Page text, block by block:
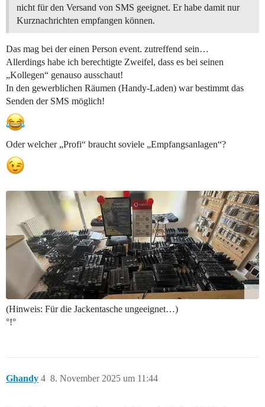
nicht für den Versand von SMS geeignet. Er habe damit nur
Kurznachrichten empfangen können.
Das mag bei der einen Person event. zutreffend sein…
Allerdings habe ich berechtigte Zweifel, dass es bei seinen
„Kollegen“ genauso ausschaut!
In den gewerblichen Räumen (Handy-Laden) war bestimmt das
Senden der SMS möglich!
Oder welcher „Profi“ braucht soviele „Empfangsanlagen“?
(Hinweis: Für die Jackentasche ungeeignet…)
°!°
Ghandy 8. November 2025 um 11:44
4